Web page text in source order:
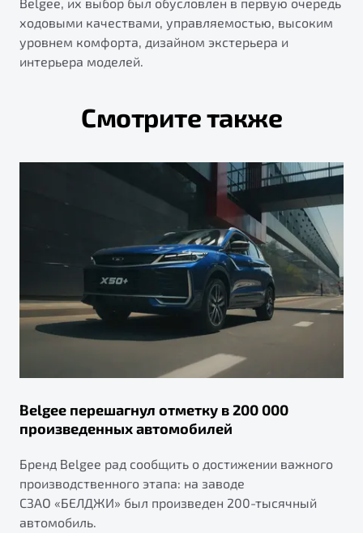
ходовыми качествами, управляемостью, высоким
уровнем комфорта, дизайном экстерьера и
интерьера моделей.
Смотрите также
Belgee перешагнул отметку в 200 000
произведенных автомобилей
Бренд Belgee рад сообщить о достижении важного
производственного этапа: на заводе
СЗАО «БЕЛДЖИ» был произведен 200-тысячный
автомобиль.